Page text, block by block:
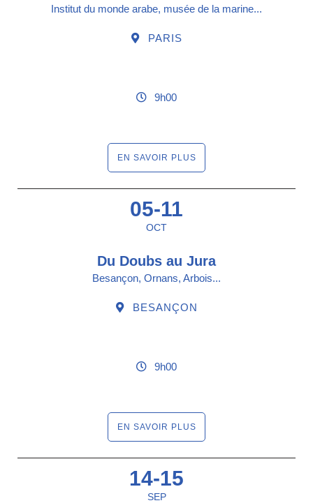
Institut du monde arabe, musée de la marine...
PARIS
9h00
EN SAVOIR PLUS
05-11
OCT
Du Doubs au Jura
Besançon, Ornans, Arbois...
BESANÇON
9h00
EN SAVOIR PLUS
14-15
SEP